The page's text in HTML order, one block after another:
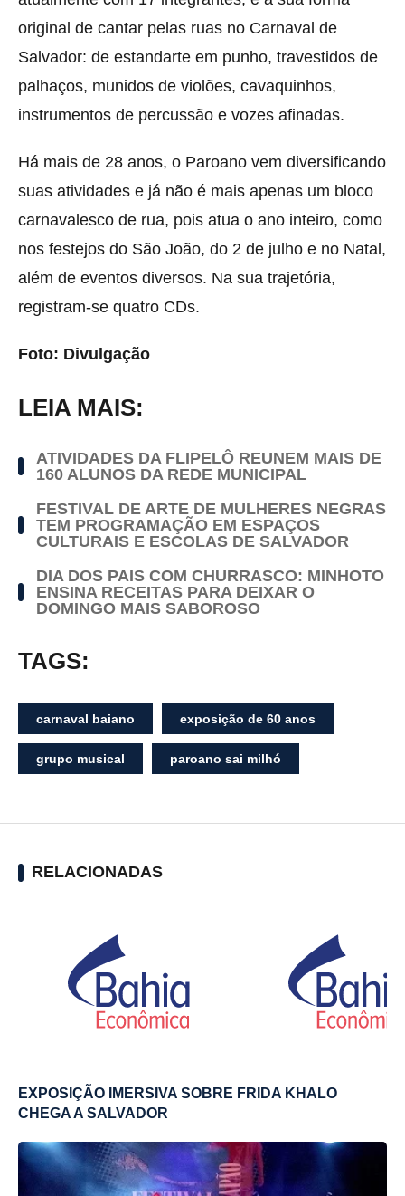
original de cantar pelas ruas no Carnaval de
Salvador: de estandarte em punho, travestidos de
palhaços, munidos de violões, cavaquinhos,
instrumentos de percussão e vozes afinadas.
Há mais de 28 anos, o Paroano vem diversificando
suas atividades e já não é mais apenas um bloco
carnavalesco de rua, pois atua o ano inteiro, como
nos festejos do São João, do 2 de julho e no Natal,
além de eventos diversos. Na sua trajetória,
registram-se quatro CDs.
Foto: Divulgação
LEIA MAIS:
ATIVIDADES DA FLIPELÔ REUNEM MAIS DE
160 ALUNOS DA REDE MUNICIPAL
FESTIVAL DE ARTE DE MULHERES NEGRAS
TEM PROGRAMAÇÃO EM ESPAÇOS
CULTURAIS E ESCOLAS DE SALVADOR
DIA DOS PAIS COM CHURRASCO: MINHOTO
ENSINA RECEITAS PARA DEIXAR O
DOMINGO MAIS SABOROSO
TAGS:
carnaval baiano exposição de 60 anos
grupo musical paroano sai milhó
RELACIONADAS
EXPOSIÇÃO IMERSIVA SOBRE FRIDA KHALO
CHEGA A SALVADOR